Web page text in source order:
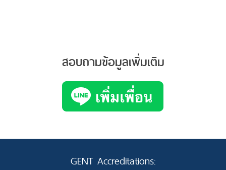
สอบถามข้อมูลเพิ่มเติม
GENT Accreditations: